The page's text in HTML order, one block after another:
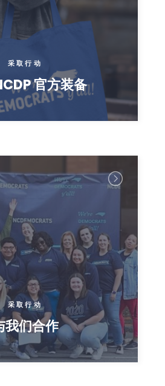
采取行动
官方装备
采取行动
我们合作